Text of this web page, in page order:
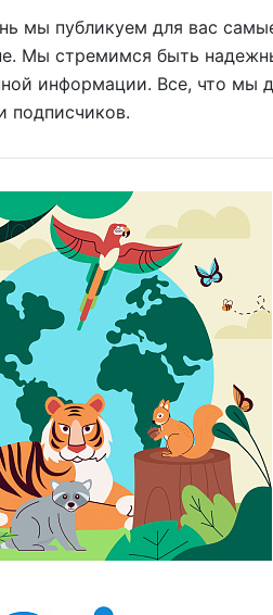
мы публикуем для вас
Мы стремимся быть
информации. Все, что мы
подписчиков.